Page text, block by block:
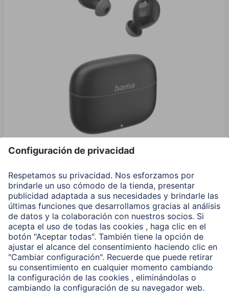
Hama Auriculares Bluetooth® «Freedom Buddy II»,
TWS, auriculares, negro
00221758
Variantes: Tono del Color (6)
19,99 EUR